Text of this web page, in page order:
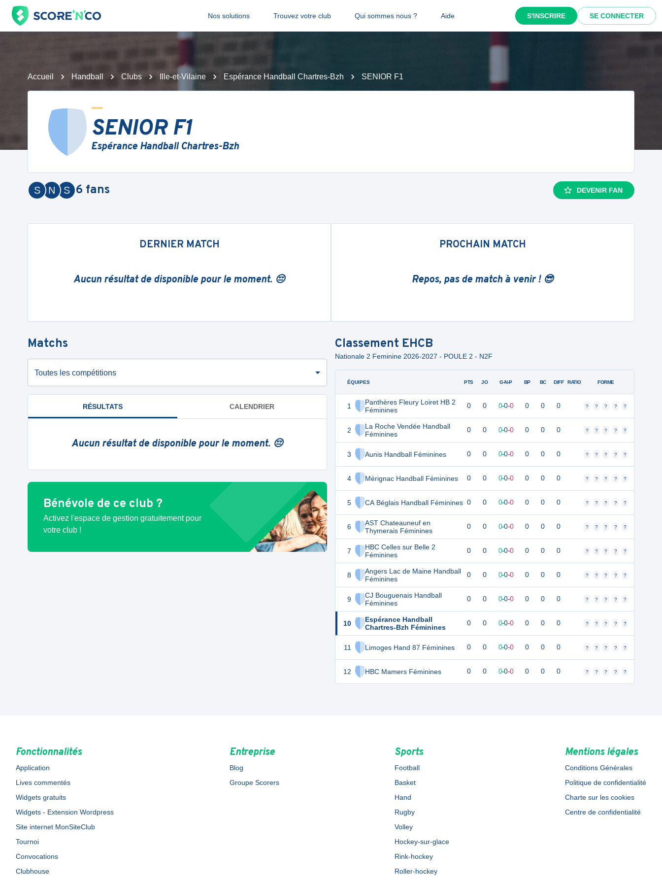
Nos solutions Trouvez votre club Qui sommes nous ? Aide S'INSCRIRE SE CONNECTER
Accueil Handball Clubs Ille-et-Vilaine Espérance Handball Chartres-Bzh SENIOR F1
SENIOR F1
Espérance Handball Chartres-Bzh
S
N
S 6 fans DEVENIR FAN
DERNIER MATCH
Aucun résultat de disponible pour le moment. 😔
PROCHAIN MATCH
Repos, pas de match à venir ! 😎
Matchs
Toutes les compétitions
RÉSULTATS CALENDRIER
Aucun résultat de disponible pour le moment. 😔
Bénévole de ce club ?
Activez l'espace de gestion gratuitement pour
votre club !
Classement EHCB
Nationale 2 Feminine 2026-2027 - POULE 2 - N2F
ÉQUIPES
1
Panthères Fleury Loiret HB 2
Féminines
2
La Roche Vendée Handball
Féminines
3 Aunis Handball Féminines
4 Mérignac Handball Féminines
5 CA Béglais Handball Féminines
6
AST Chateauneuf en
Thymerais Féminines
7
HBC Celles sur Belle 2
Féminines
8
Angers Lac de Maine Handball
Féminines
9
CJ Bouguenais Handball
Féminines
10
Espérance Handball
Chartres-Bzh Féminines
11 Limoges Hand 87 Féminines
12 HBC Mamers Féminines
PTS JO G-N-P BP BC DIFF RATIO FORME
0 0 0-0-0 0 0 0 ? ? ? ? ?
0 0 0-0-0 0 0 0 ? ? ? ? ?
0 0 0-0-0 0 0 0 ? ? ? ? ?
0 0 0-0-0 0 0 0 ? ? ? ? ?
0 0 0-0-0 0 0 0 ? ? ? ? ?
0 0 0-0-0 0 0 0 ? ? ? ? ?
0 0 0-0-0 0 0 0 ? ? ? ? ?
0 0 0-0-0 0 0 0 ? ? ? ? ?
0 0 0-0-0 0 0 0 ? ? ? ? ?
0 0 0-0-0 0 0 0 ? ? ? ? ?
0 0 0-0-0 0 0 0 ? ? ? ? ?
0 0 0-0-0 0 0 0 ? ? ? ? ?
Fonctionnalités
Application
Lives commentés
Widgets gratuits
Widgets - Extension Wordpress
Site internet MonSiteClub
Tournoi
Convocations
Clubhouse
Entreprise
Blog
Groupe Scorers
Sports
Football
Basket
Hand
Rugby
Volley
Hockey-sur-glace
Rink-hockey
Roller-hockey
Mentions légales
Conditions Générales
Politique de confidentialité
Charte sur les cookies
Centre de confidentialité